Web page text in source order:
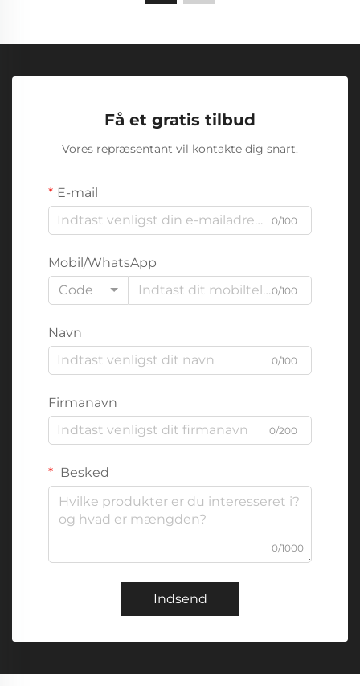
Få et gratis tilbud
Vores repræsentant vil kontakte dig snart.
E-mail
0/100
Mobil/WhatsApp
Code
0/100
Navn
0/100
Firmanavn
0/200
Besked
0/1000
Indsend